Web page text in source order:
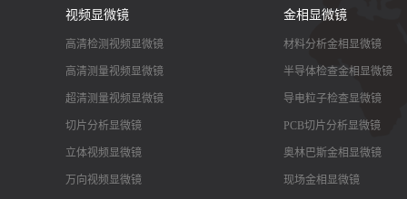
视频显微镜
高清检测视频显微镜
高清测量视频显微镜
超清测量视频显微镜
切片分析显微镜
立体视频显微镜
万向视频显微镜
金相显微镜
材料分析金相显微镜
半导体检查金相显微镜
导电粒子检查显微镜
PCB切片分析显微镜
奥林巴斯金相显微镜
现场金相显微镜